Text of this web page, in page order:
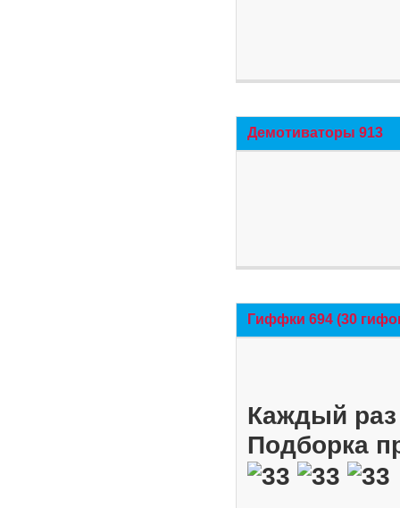
Демотиваторы 913
Гиффки 694 (30
Каждый
Подборка